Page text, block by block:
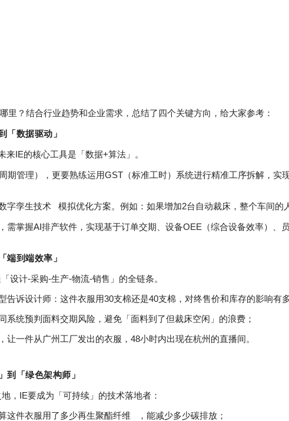
里？结合行业趋势和企业需求，总结了四个关键方向，给大家参考：
「数据驱动」
IE的核心工具是「数据+算法」。
期管理），更要熟练运用GST（标准工时）系统进行精准工序拆解，实
字孪生技术 模拟优化方案。例如 ：如果增加2台自动裁床，整个车间的
需掌握AI排产软件，实现基于订单交期、设备OEE（综合设备效率）、
端到端效率」
设计-采购-生产-物流-销售」的全链条。
告诉设计师：这件衣服用30支棉还是40支棉，对终售价和库存的影响有
系统预判面料交期风险，避免「面料到了但裁床空闲」的浪费；
让一件从广州工厂发出的衣服，48小时内出现在杭州的直播间。
到「绿色架构师」
，IE要成为「可持续」的技术落地者：
这件衣服用了多少再生聚酯纤维
，能减少多少碳排放；